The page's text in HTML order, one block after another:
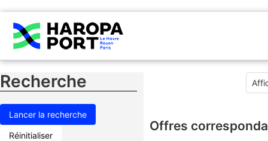
Recherche
Réinitialiser
Offres